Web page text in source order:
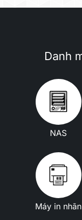
Danh
NAS
Máy in nhãn